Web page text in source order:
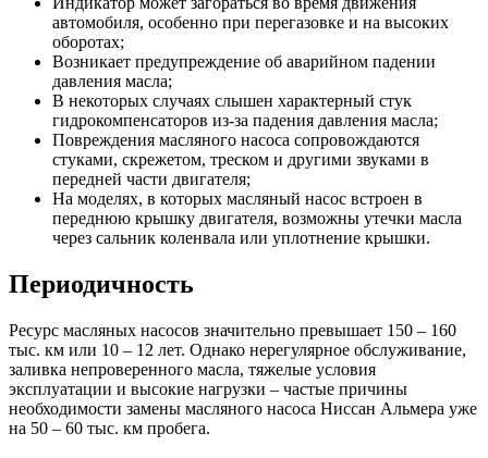
автомобиля, особенно при перегазовке и на высоких
оборотах;
Возникает предупреждение об аварийном падении
давления масла;
В некоторых случаях слышен характерный стук
гидрокомпенсаторов из-за падения давления масла;
Повреждения масляного насоса сопровождаются
стуками, скрежетом, треском и другими звуками в
передней части двигателя;
На моделях, в которых масляный насос встроен в
переднюю крышку двигателя, возможны утечки масла
через сальник коленвала или уплотнение крышки.
Периодичность
Ресурс масляных насосов значительно превышает 150 – 160
тыс. км или 10 – 12 лет. Однако нерегулярное обслуживание,
заливка непроверенного масла, тяжелые условия
эксплуатации и высокие нагрузки – частые причины
необходимости замены масляного насоса Ниссан Альмера уже
на 50 – 60 тыс. км пробега.